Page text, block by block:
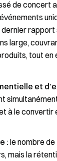
de concert
large,
tout en
et
à le convertir
: le nombre
mais la